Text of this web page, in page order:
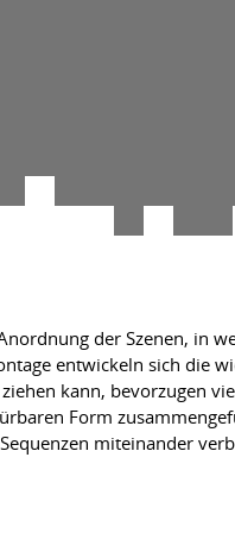
der Szenen, in
entwickeln sich die
kann, bevorzugen
Form
miteinander